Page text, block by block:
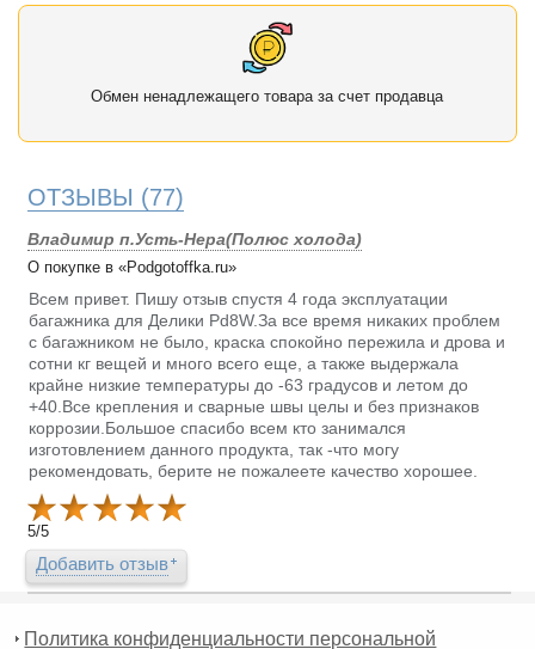
Обмен ненадлежащего товара за счет продавца
ОТЗЫВЫ (77)
Владимир п.Усть-Нера(Полюс холода)
О покупке в «Podgotoffka.ru»
Всем привет. Пишу отзыв спустя 4 года эксплуатации
багажника для Делики Pd8W.За все время никаких проблем
с багажником не было, краска спокойно пережила и дрова и
сотни кг вещей и много всего еще, а также выдержала
крайне низкие температуры до -63 градусов и летом до
+40.Все крепления и сварные швы целы и без признаков
коррозии.Большое спасибо всем кто занимался
изготовлением данного продукта, так -что могу
рекомендовать, берите не пожалеете качество хорошее.
5/5
Добавить отзыв
Политика конфиденциальности персональной